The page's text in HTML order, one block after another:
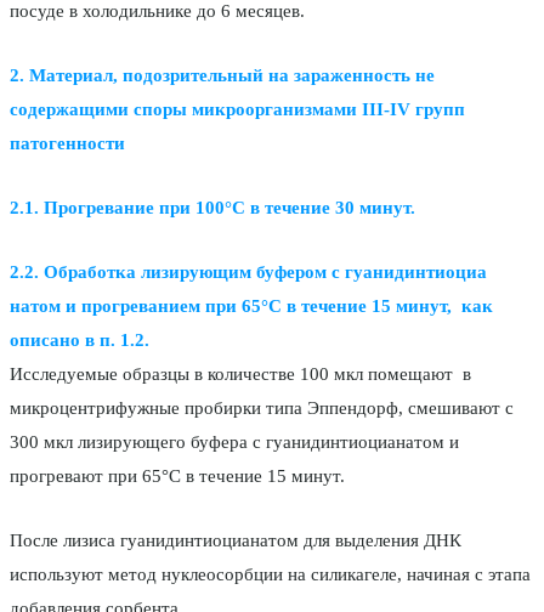
посуде в холодильнике до 6 месяцев.
2. Материал, подозрительный на зараженность не
содержащими споры микроорганизмами III-IV групп
патогенности
2.1. Прогревание при 100°С в течение 30 минут.
2.2. Обработка лизирующим буфером с гуанидинтиоциа
натом и прогреванием при 65°С в течение 15 минут, как
описано в п. 1.2.
Исследуемые образцы в количестве 100 мкл помещают в
микроцентрифужные пробирки типа Эппендорф, смешивают с
300 мкл лизирующего буфера с гуанидинтиоцианатом и
прогревают при 65°С в течение 15 минут.
После лизиса гуанидинтиоцианатом для выделения ДНК
используют метод нуклеосорбции на силикагеле, начиная с этапа